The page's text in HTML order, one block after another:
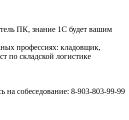
ПК, знание 1С будет вашим
профессиях: кладовщик,
по складской логистике
на собеседование: 8-903-803-99-99